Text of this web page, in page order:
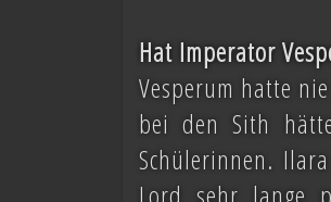
Hat Imperator
Vesperum hatte
bei den Sith
Schülerinnen.